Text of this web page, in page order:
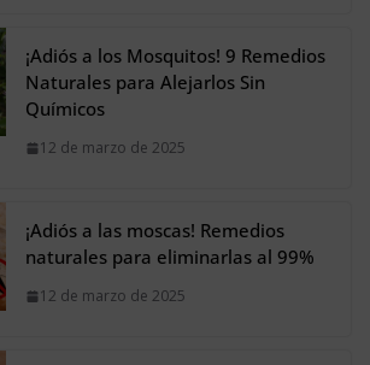
¡Adiós a los Mosquitos! 9 Remedios
Naturales para Alejarlos Sin
Químicos
12 de marzo de 2025
¡Adiós a las moscas! Remedios
naturales para eliminarlas al 99%
12 de marzo de 2025